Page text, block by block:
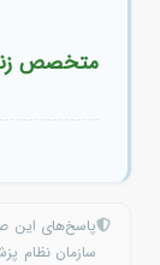
متخصص
پاسخ‌های این
سازمان نظام